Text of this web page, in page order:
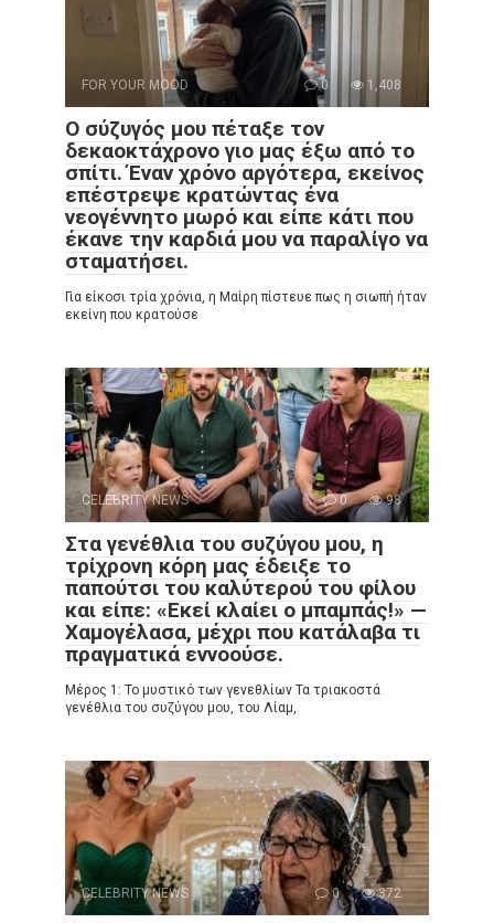
FOR YOUR MOOD 0 1,408
Ο σύζυγός μου πέταξε τον
δεκαοκτάχρονο γιο μας έξω από το
σπίτι. Έναν χρόνο αργότερα, εκείνος
επέστρεψε κρατώντας ένα
νεογέννητο μωρό και είπε κάτι που
έκανε την καρδιά μου να παραλίγο να
σταματήσει.
Για είκοσι τρία χρόνια, η Μαίρη πίστευε πως η σιωπή ήταν
εκείνη που κρατούσε
CELEBRITY NEWS 0 98
Στα γενέθλια του συζύγου μου, η
τρίχρονη κόρη μας έδειξε το
παπούτσι του καλύτερού του φίλου
και είπε: «Εκεί κλαίει ο μπαμπάς!» —
Χαμογέλασα, μέχρι που κατάλαβα τι
πραγματικά εννοούσε.
Μέρος 1: Το μυστικό των γενεθλίων Τα τριακοστά
γενέθλια του συζύγου μου, του Λίαμ,
CELEBRITY NEWS 0 372